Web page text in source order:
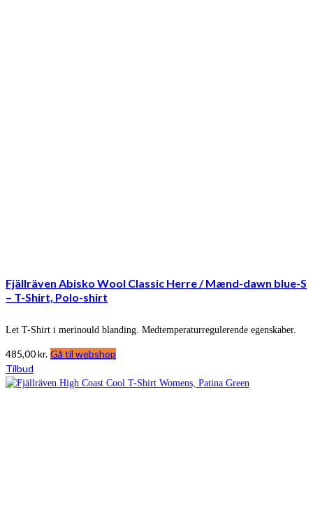
Fjällräven Abisko Wool Classic Herre / Mænd-dawn blue-S
– T-Shirt, Polo-shirt
Let T-Shirt i merinould blanding. Medtemperaturregulerende egenskaber.
485,00kr. Gå til webshop
Tilbud